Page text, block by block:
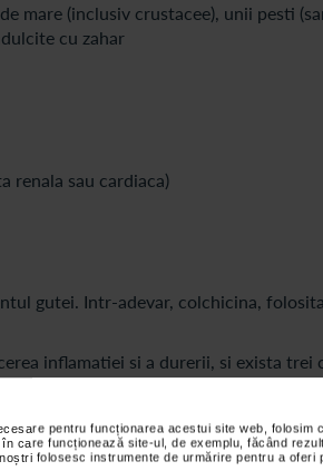
pentru funcționarea acestui site web,
care funcționează site-ul, de exemplu, făcând
folosesc instrumente de urmărire pentru a
mare (inclusiv crustacee), unii pesti
cu zahar
renala sau cardiaca)
gutei. Intr-adevar, colchicina,
inflamatiei si a durerii, si exista trei
corticosteroizii si
preveni viitoarele atacuri de guta: